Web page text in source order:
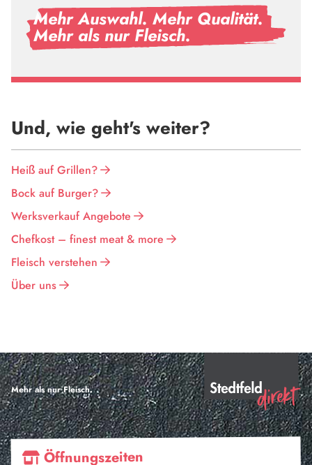
Mehr Auswahl. Mehr Qualität.
Mehr als nur Fleisch.
Und, wie geht's weiter?
Heiß auf Grillen?
Bock auf Burger?
Werksverkauf Angebote
Chefkost – finest meat & more
Fleisch verstehen
Über uns
Mehr als nur Fleisch.
Öffnungszeiten